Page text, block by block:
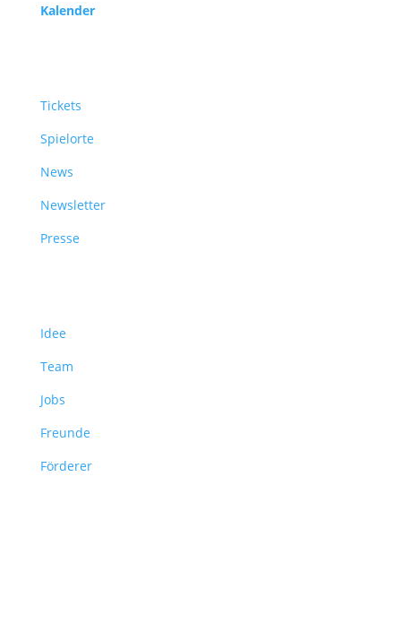
Kalender
Tickets
Spielorte
News
Newsletter
Presse
Idee
Team
Jobs
Freunde
Förderer